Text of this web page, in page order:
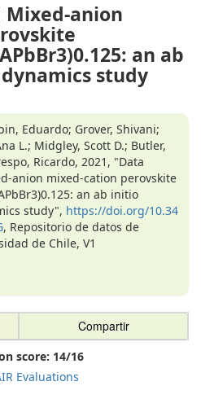
anion
an ab
study
Eduardo; Grover, Shivani;
L.; Midgley, Scott D.; Butler,
Ricardo, 2021, "Data
anion mixed-cation perovskite
an ab initio
study", https://doi.org/10.34
, Repositorio de datos de
de Chile, V1
Compartir
score: 14/16
Evaluations